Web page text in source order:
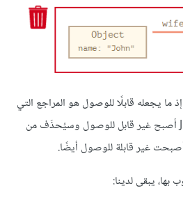
ما يجعله قابلًا للوصول هو المراجع التي
تشير إليه، لذا فإنَّ الكائن John أصبح غير قابل للوصول وسيُحذَف من
أصبحت غير قابلة للوصول أيضًا.
بها، يبقى لدينا: